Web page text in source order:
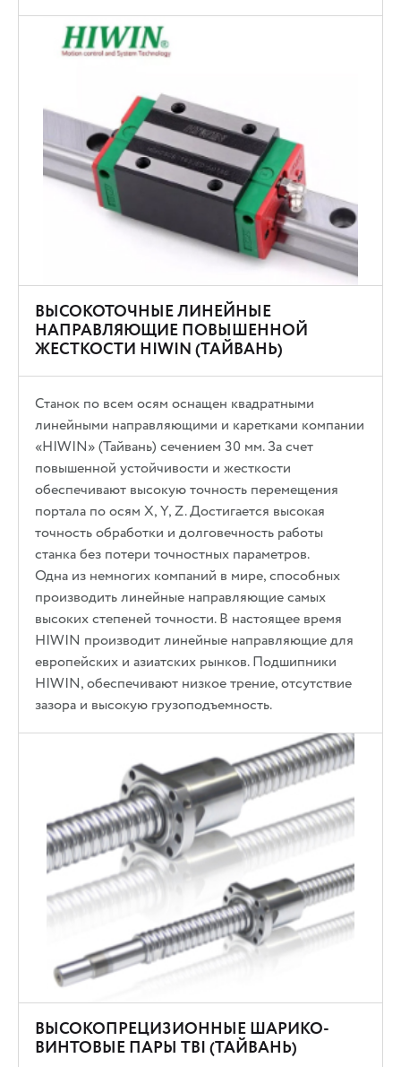
ВЫСОКОТОЧНЫЕ ЛИНЕЙНЫЕ
НАПРАВЛЯЮЩИЕ ПОВЫШЕННОЙ
ЖЕСТКОСТИ HIWIN (ТАЙВАНЬ)
Станок по всем осям оснащен квадратными
линейными направляющими и каретками компании
«HIWIN» (Тайвань) сечением 30 мм. За счет
повышенной устойчивости и жесткости
обеспечивают высокую точность перемещения
портала по осям Х, Y, Z. Достигается высокая
точность обработки и долговечность работы
станка без потери точностных параметров.
Одна из немногих компаний в мире, способных
производить линейные направляющие самых
высоких степеней точности. В настоящее время
HIWIN производит линейные направляющие для
европейских и азиатских рынков. Подшипники
HIWIN, обеспечивают низкое трение, отсутствие
зазора и высокую грузоподъемность.
ВЫСОКОПРЕЦИЗИОННЫЕ ШАРИКО-
ВИНТОВЫЕ ПАРЫ TBI (ТАЙВАНЬ)